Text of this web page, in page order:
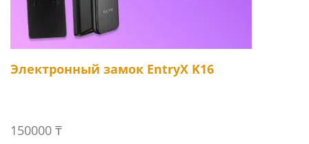
Электронный замок EntryX K16
150000 ₸